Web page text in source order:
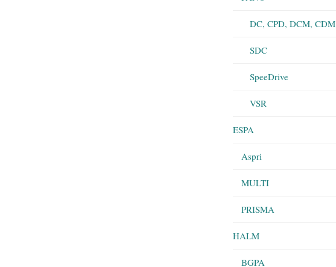
DC, CPD, DCM, CDM
SDC
SpeeDrive
VSR
ESPA
Aspri
MULTI
PRISMA
HALM
BGPA